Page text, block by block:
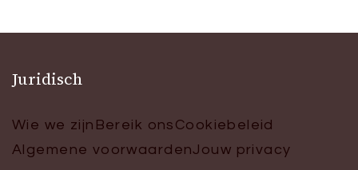
Juridisch
Wie we zijn Bereik ons Cookiebeleid
Algemene voorwaardenJouw privacy